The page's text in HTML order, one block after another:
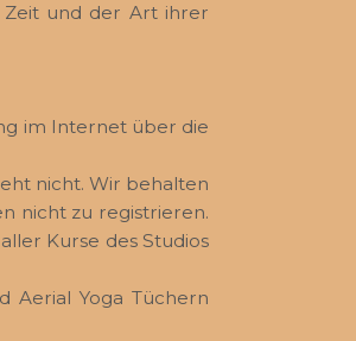
Zeit und der Art ihrer
im Internet über die
nicht. Wir behalten
nicht zu registrieren.
Kurse des Studios
Aerial Yoga Tüchern